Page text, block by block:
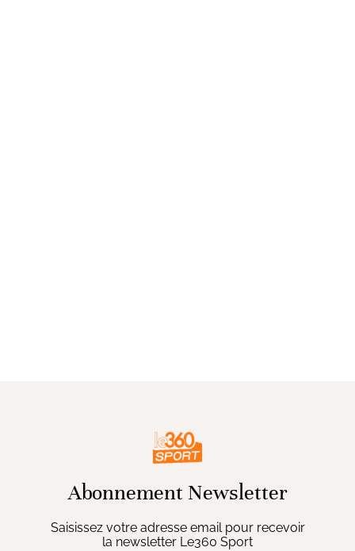
Abonnement Newsletter
Saisissez votre adresse email pour recevoir
la newsletter Le360 Sport